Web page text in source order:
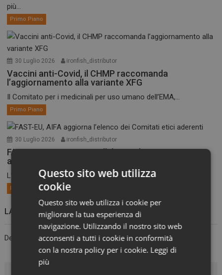
più...
Primo Piano
30 Luglio 2026 ironfish_distributor
Vaccini anti-Covid, il CHMP raccomanda
l’aggiornamento alla variante XFG
Il Comitato per i medicinali per uso umano dell’EMA,...
Primo Piano
30 Luglio 2026 ironfish_distributor
FAST-EU, AIFA aggiorna l’elenco dei Comitati etici
aderenti
L’Agenzia ha pubblicato l’elenco aggiornato al 27 luglio dei...
Primo Piano
LASCIA UN COMMENTO
Devi essereconnessoper inviare un commento.
Questo sito web utilizza
cookie
Questo sito web utilizza i cookie per
migliorare la tua esperienza di
navigazione. Utilizzando il nostro sito web
acconsenti a tutti i cookie in conformità
con la nostra policy per i cookie. Leggi di
più